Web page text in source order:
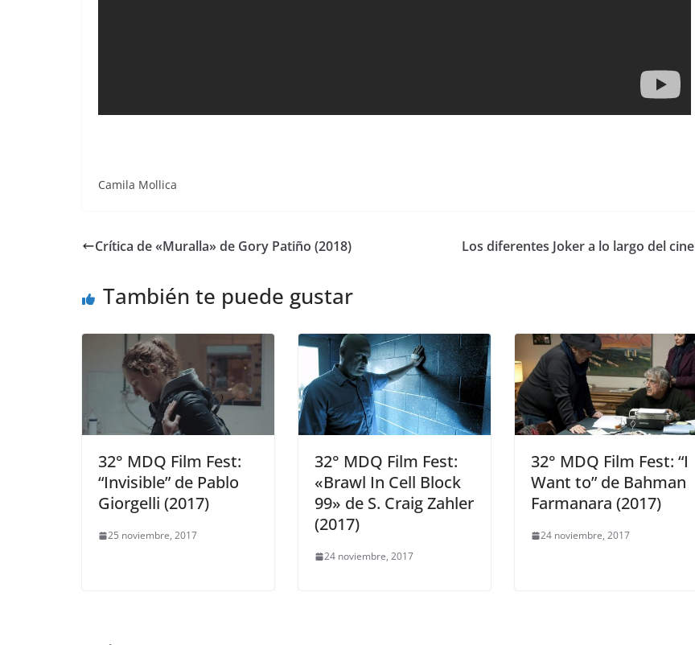
Camila Mollica
Crítica de «Muralla» de Gory Patiño (2018) Los diferentes Joker a lo largo del cine
También te puede gustar
32° MDQ Film Fest:
“Invisible” de Pablo
Giorgelli (2017)
25 noviembre, 2017
32° MDQ Film Fest:
«Brawl In Cell Block
99» de S. Craig Zahler
(2017)
24 noviembre, 2017
32° MDQ Film Fest: “I
Want to” de Bahman
Farmanara (2017)
24 noviembre, 2017